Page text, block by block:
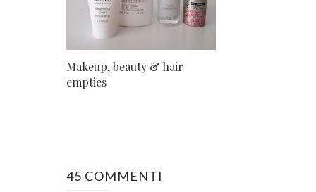
Makeup, beauty & hair
empties
45 COMMENTI